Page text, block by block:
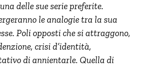
delle sue serie preferite.
le analogie tra la sua
Poli opposti che si attraggono,
crisi d’identità,
di annientarle. Quella di